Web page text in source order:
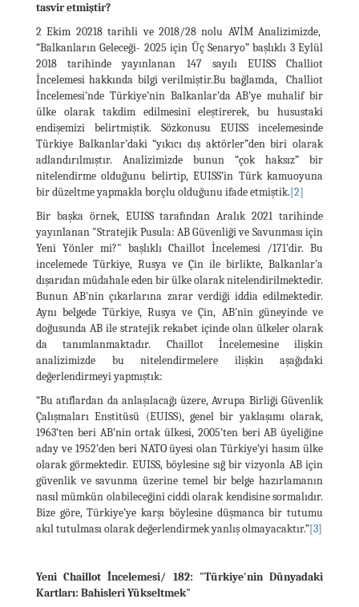
tasvir etmiştir?
2 Ekim 20218 tarihli ve 2018/28 nolu AVİM Analizimizde,
“Balkanların Geleceği- 2025 için Üç Senaryo” başlıklı 3 Eylül
2018 tarihinde yayınlanan 147 sayılı EUISS Challiot
İncelemesi hakkında bilgi verilmiştir.Bu bağlamda, Challiot
İncelemesi’nde Türkiye’nin Balkanlar’da AB’ye muhalif bir
ülke olarak takdim edilmesini eleştirerek, bu husustaki
endişemizi belirtmiştik. Sözkonusu EUISS incelemesinde
Türkiye Balkanlar’daki “yıkıcı dış aktörler”den biri olarak
adlandırılmıştır. Analizimizde bunun “çok haksız” bir
nitelendirme olduğunu belirtip, EUISS’in Türk kamuoyuna
bir düzeltme yapmakla borçlu olduğunu ifade etmiştik.[2]
Bir başka örnek, EUISS tarafından Aralık 2021 tarihinde
yayınlanan "Stratejik Pusula: AB Güvenliği ve Savunması için
Yeni Yönler mi?" başlıklı Chaillot İncelemesi /171’dir. Bu
incelemede Türkiye, Rusya ve Çin ile birlikte, Balkanlar’a
dışarıdan müdahale eden bir ülke olarak nitelendirilmektedir.
Bunun AB'nin çıkarlarına zarar verdiği iddia edilmektedir.
Aynı belgede Türkiye, Rusya ve Çin, AB'nin güneyinde ve
doğusunda AB ile stratejik rekabet içinde olan ülkeler olarak
da tanımlanmaktadır. Chaillot İncelemesine ilişkin
analizimizde bu nitelendirmelere ilişkin aşağıdaki
değerlendirmeyi yapmıştık:
“Bu atıflardan da anlaşılacağı üzere, Avrupa Birliği Güvenlik
Çalışmaları Enstitüsü (EUISS), genel bir yaklaşımı olarak,
1963’ten beri AB’nin ortak ülkesi, 2005’ten beri AB üyeliğine
aday ve 1952’den beri NATO üyesi olan Türkiye’yi hasım ülke
olarak görmektedir. EUISS, böylesine sığ bir vizyonla AB için
güvenlik ve savunma üzerine temel bir belge hazırlamanın
nasıl mümkün olabileceğini ciddi olarak kendisine sormalıdır.
Bize göre, Türkiye’ye karşı böylesine düşmanca bir tutumu
akıl tutulması olarak değerlendirmek yanlış olmayacaktır.”[3]
Yeni Chaillot İncelemesi/ 182: "Türkiye'nin Dünyadaki
Kartları: Bahisleri Yükseltmek"